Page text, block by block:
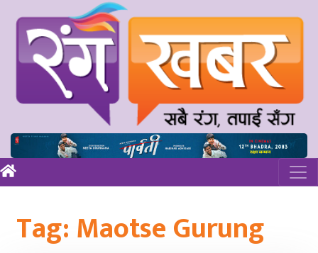
Tag:Maotse Gurung